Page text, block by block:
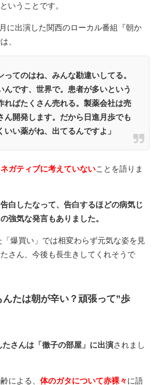
いうことです。
に出演した関西のローカル番組
『朝か
、
ってのはね、みんな勘違いしてる。
んです、世界で。患者が多いという
ればたくさん売れる。製薬会社は売
ん開発します。だから日進月歩でも
いい薬がね、出てるんですよ」
ガティブに考えていない ことを語りま
告白したなって、告白するほどの病気じ
強気な発言もありました。
爆買い」では相変わらず元気な姿を見
さん、今後も長生きしてくれそうで
んたは朝が辛い？頑張って”歩
さんは「徹子の部屋」に出演されまし
による、 体のガタについて赤裸々に語